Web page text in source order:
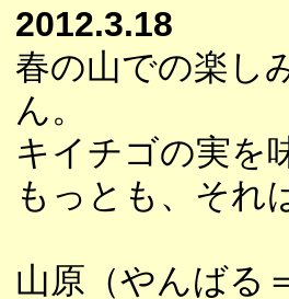
2012.3.18
春の山での楽し
ん。
キイチゴの実を
もっとも、それ
山原（やんばる